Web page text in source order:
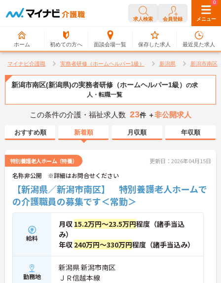
求人検索 会員登録 メニュー
ホーム 初めての方へ 面談会場一覧
0
保存した求人
0
最近見た求人
マイナビ介護職 実務者研修（ホームヘルパー1級） 新潟県 新潟市南区
新潟市南区(新潟県)の実務者研修（ホームヘルパー1級） の求
人・転職一覧
この条件の介護・福祉求人数 23件 ＋非公開求人
おすすめ順 新着順 月収順 年収順
特別養護老人ホーム（特養） 更新日：2026年04月15日
名称非公開 ※詳細はお問合せください
【新潟県／新潟市南区】 特別養護老人ホームで
の介護職員の募集です＜常勤＞
給料
月収 15.2万円～23.5万円程度（諸手当込
み）
年収 240万円～330万円程度（諸手当込み）
勤務地
新潟県 新潟市南区
ＪＲ信越本線